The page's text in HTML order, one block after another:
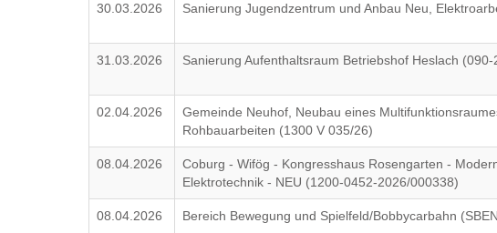
30.03.2026 Sanierung Jugendzentrum und Anbau Neu,
31.03.2026 Sanierung Aufenthaltsraum Betriebshof Heslach
02.04.2026
Gemeinde Neuhof, Neubau eines
Rohbauarbeiten (1300 V 035/26)
08.04.2026
Coburg - Wifög - Kongresshaus Rosengarten -
Elektrotechnik - NEU (1200-0452-2026/000338)
08.04.2026 Bereich Bewegung und Spielfeld/Bobbycarbahn